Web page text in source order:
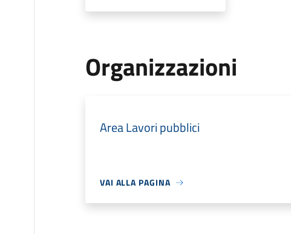
Organizzazioni
Area Lavori pubblici
VAI ALLA PAGINA